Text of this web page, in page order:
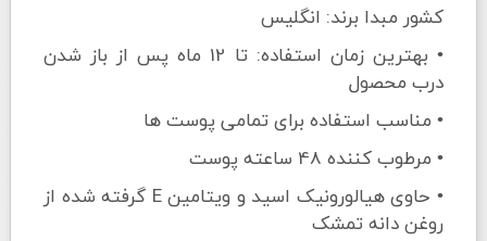
کشور مبدا برند: انگلیس
• بهترین زمان استفاده: تا 12 ماه پس از باز شدن
درب محصول
• مناسب استفاده برای تمامی پوست ها
• مرطوب کننده 48 ساعته پوست
• حاوی هیالورونیک اسید و ویتامین E گرفته شده از
روغن دانه تمشک